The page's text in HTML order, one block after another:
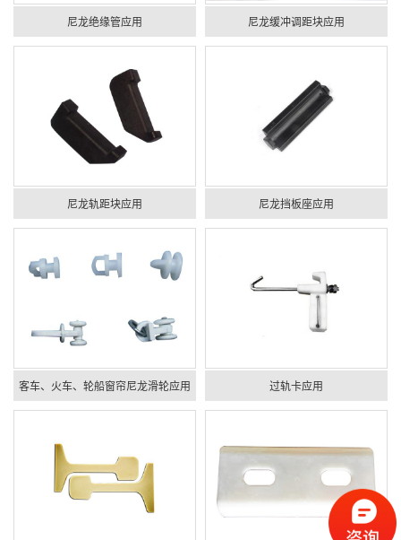
尼龙绝缘管应用 尼龙缓冲调距块应用
尼龙轨距块应用 尼龙挡板座应用
客车、火车、轮船窗帘尼龙滑轮应用 过轨卡应用